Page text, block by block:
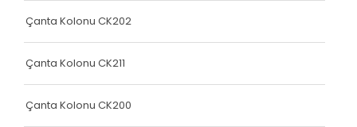
Hava Kapsülü
Yatak Fitili
Yatak Fitili
Çanta Kolonu CK202
Çanta Kolonu CK211
Çanta Kolonu CK200